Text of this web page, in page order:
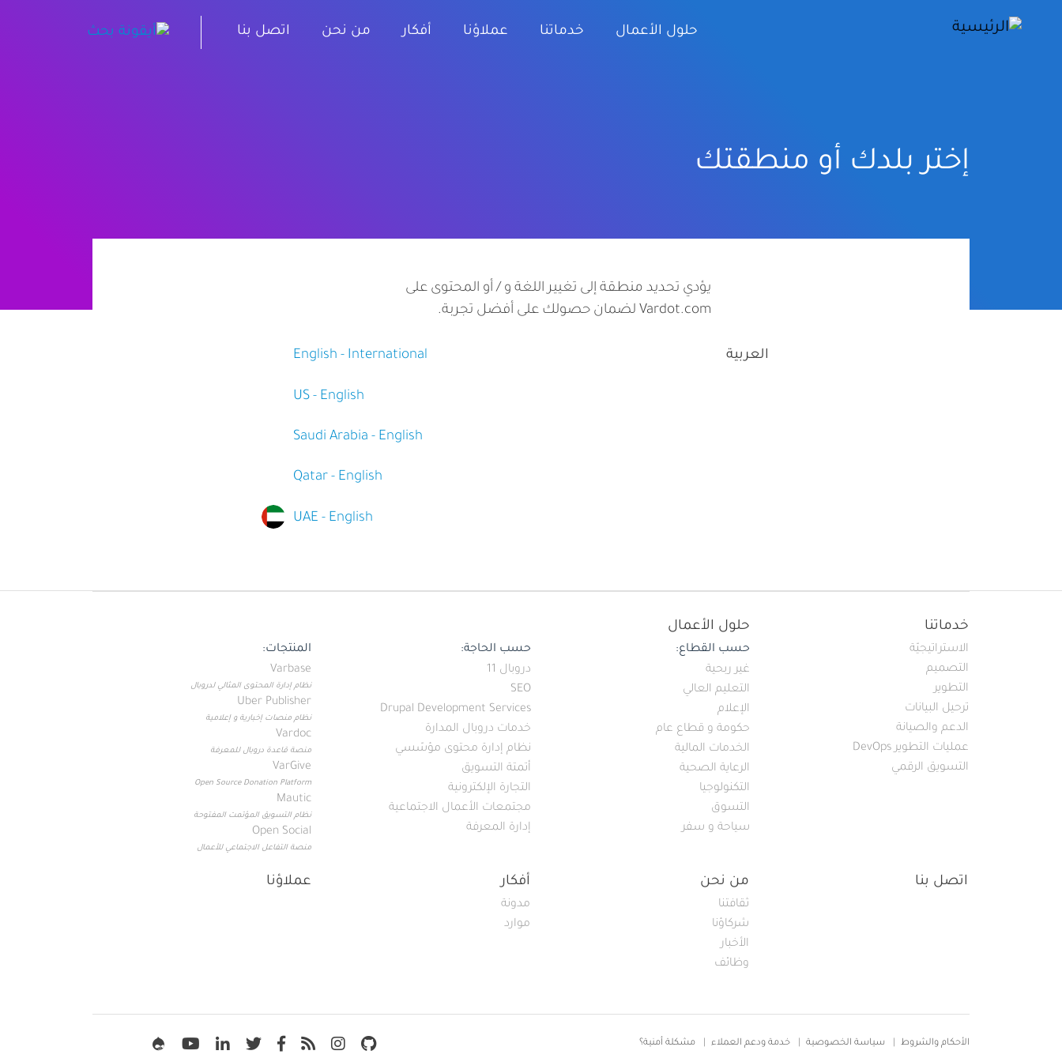
حلول الأعمال خدماتنا عملاؤنا أفكار من نحن اتصل بنا
إختر بلدك أو منطقتك
يؤدي تحديد منطقة إلى تغيير اللغة و / أو المحتوى على
Vardot.com لضمان حصولك على أفضل تجربة.
English - International
US - English
Saudi Arabia - English
Qatar - English
UAE - English
العربية
حلول الأعمال
حسب القطاع:
غير ربحية
التعليم العالي
الإعلام
حكومة و قطاع عام
الخدمات المالية
الرعاية الصحية
التكنولوجيا
التسوق
سياحة و سفر
حسب الحاجة:
دروبال 11
SEO
Drupal Development Services
خدمات دروبال المدارة
نظام إدارة محتوى مؤسّسي
أتمتة التسويق
التجارة الإلكترونية
مجتمعات الأعمال الاجتماعية
إدارة المعرفة
المنتجات:
Varbase
نظام إدارة المحتوى المثالي لدروبال
Uber Publisher
نظام منصات إخبارية و إعلامية
Vardoc
منصة قاعدة دروبال للمعرفة
VarGive
Open Source Donation Platform
Mautic
نظام التسويق المؤتمت المفتوحة
Open Social
منصة التفاعل الاجتماعي للأعمال
خدماتنا
الاستراتيجيّة
التصميم
التطوير
ترحيل البيانات
الدعم والصيانة
عمليات التطوير DevOps
التسويق الرقمي
عملاؤنا أفكار
مدونة
موارد
من نحن
ثقافتنا
شركاؤنا
الأخبار
وظائف
اتصل بنا
Footer
الأحكام والشروط سياسة الخصوصية خدمة ودعم العملاء مشكلة أمنية؟ Social Media